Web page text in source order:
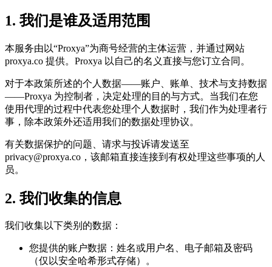
1. 我们是谁及适用范围
本服务由以“Proxya”为商号经营的主体运营，并通过网站
proxya.co 提供。Proxya 以自己的名义直接与您订立合同。
对于本政策所述的个人数据——账户、账单、技术与支持数据
——Proxya 为控制者，决定处理的目的与方式。当我们在您
使用代理的过程中代表您处理个人数据时，我们作为处理者行
事，除本政策外还适用我们的数据处理协议。
有关数据保护的问题、请求与投诉请发送至
privacy@proxya.co ，该邮箱直接连接到有权处理这些事项的人
员。
2. 我们收集的信息
我们收集以下类别的数据：
您提供的账户数据：姓名或用户名、电子邮箱及密码
（仅以安全哈希形式存储）。